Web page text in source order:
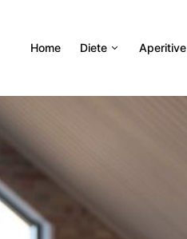
Home Diete Aperitive